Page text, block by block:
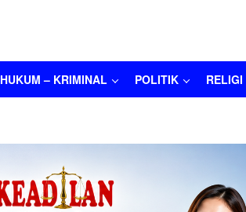
HUKUM – KRIMINAL POLITIK RELIGI